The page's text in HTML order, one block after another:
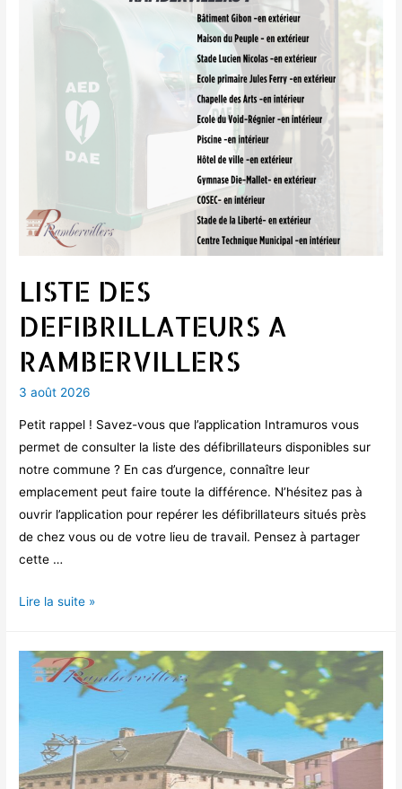
LISTE DES
DEFIBRILLATEURS A
RAMBERVILLERS
3 août 2026
Petit rappel ! Savez-vous que l’application Intramuros vous
permet de consulter la liste des défibrillateurs disponibles sur
notre commune ? En cas d’urgence, connaître leur
emplacement peut faire toute la différence. N’hésitez pas à
ouvrir l’application pour repérer les défibrillateurs situés près
de chez vous ou de votre lieu de travail. Pensez à partager
cette …
LISTE
RAMBERVILLERS
Lire la suite »